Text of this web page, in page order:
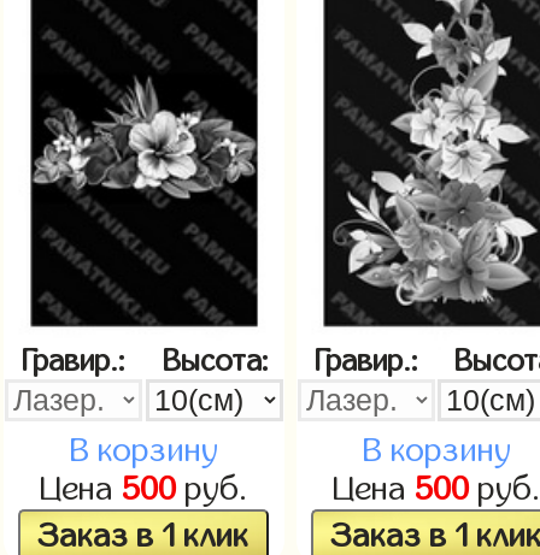
Гравир.: Высота:
В корзину
Цена 500руб.
Заказ в 1 клик
Гравир.:
В корзину
Цена 500руб.
Заказ в 1